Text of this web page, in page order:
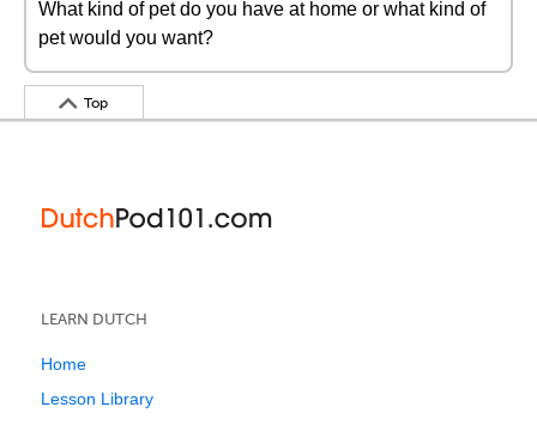
What kind of pet do you have at home or what kind of
pet would you want?
Top
LEARN DUTCH
Home
Lesson Library